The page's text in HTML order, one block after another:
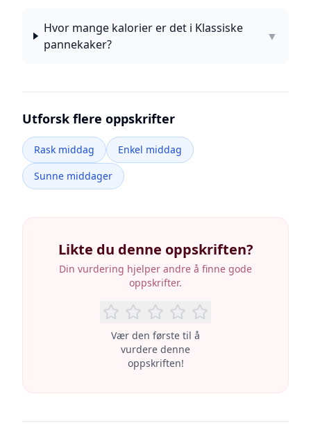
Hvor mange kalorier er det i Klassiske
pannekaker?
▼
Utforsk flere oppskrifter
Rask middag
Enkel middag
Sunne middager
Likte du denne oppskriften?
Din vurdering hjelper andre å finne gode
oppskrifter.
Vær den første til å
vurdere denne
oppskriften!